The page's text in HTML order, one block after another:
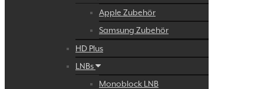
Apple Zubehör
Samsung Zubehör
HD Plus
LNBs
Monoblock LNB